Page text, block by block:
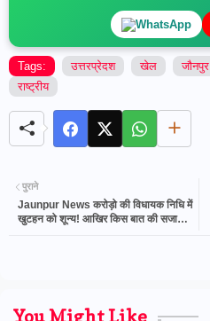
WhatsApp
Tags: उत्तरप्रेदश खेल जौनपुर
राष्ट्रीय
पुराने
Jaunpur News करोड़ो की विधायक निधि में
खुटहन को शून्य! आखिर किस बात की सजा
You Might Like